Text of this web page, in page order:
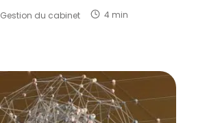
Gestion du cabinet 4 min